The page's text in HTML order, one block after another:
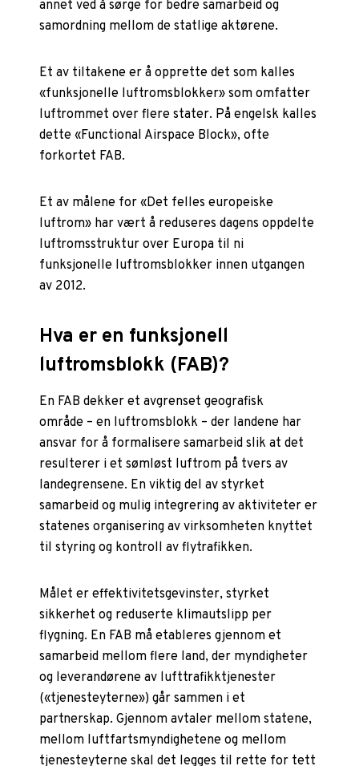
annet ved å sørge for bedre samarbeid og
samordning mellom de statlige aktørene.
Et av tiltakene er å opprette det som kalles
«funksjonelle luftromsblokker» som omfatter
luftrommet over flere stater. På engelsk kalles
dette «Functional Airspace Block», ofte
forkortet FAB.
Et av målene for «Det felles europeiske
luftrom» har vært å reduseres dagens oppdelte
luftromsstruktur over Europa til ni
funksjonelle luftromsblokker innen utgangen
av 2012.
Hva er en funksjonell
luftromsblokk (FAB)?
En FAB dekker et avgrenset geografisk
område – en luftromsblokk – der landene har
ansvar for å formalisere samarbeid slik at det
resulterer i et sømløst luftrom på tvers av
landegrensene. En viktig del av styrket
samarbeid og mulig integrering av aktiviteter er
statenes organisering av virksomheten knyttet
til styring og kontroll av flytrafikken.
Målet er effektivitetsgevinster, styrket
sikkerhet og reduserte klimautslipp per
flygning. En FAB må etableres gjennom et
samarbeid mellom flere land, der myndigheter
og leverandørene av lufttrafikktjenester
(«tjenesteyterne») går sammen i et
partnerskap. Gjennom avtaler mellom statene,
mellom luftfartsmyndighetene og mellom
tjenesteyterne skal det legges til rette for tett